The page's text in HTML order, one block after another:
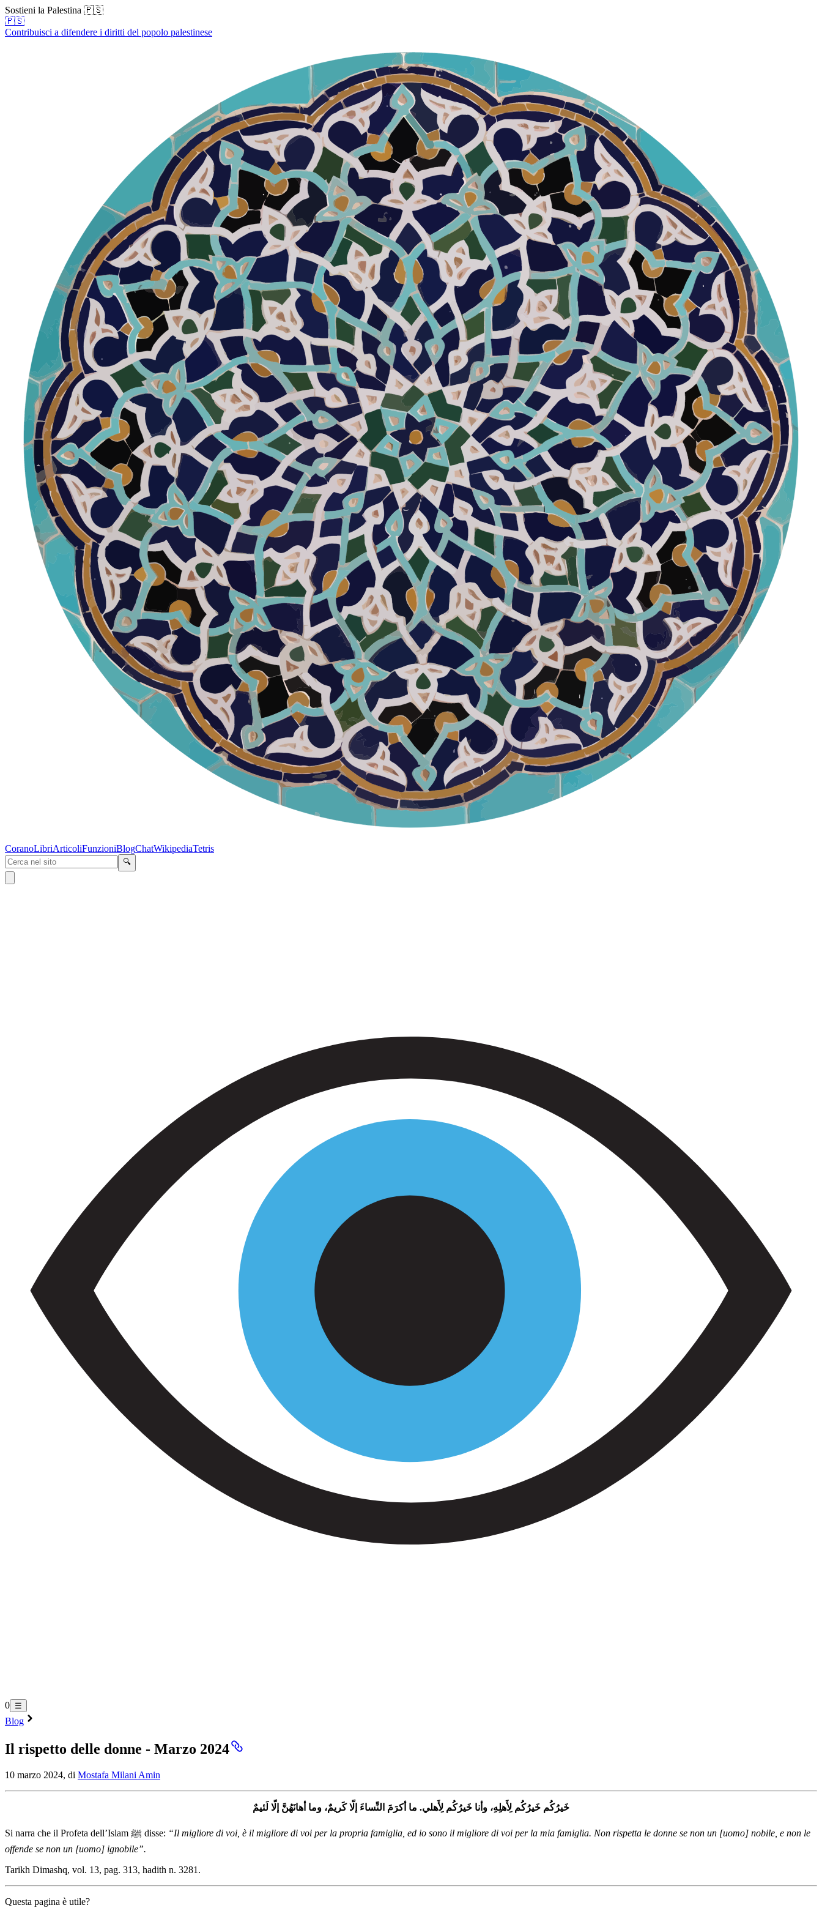
Sostieni la Palestina 🇵🇸
🇵🇸
Contribuisci a difendere i diritti del popolo palestinese
CoranoLibriArticoliFunzioniBlogChatWikipediaTetris
🔍
0 ☰
Blog
Il rispetto delle donne - Marzo 2024
10 marzo 2024, di Mostafa Milani Amin
خَيرُكُم خَيرُكُم لِأَهلِهِ، وأنا خَيرُكُم لِأَهلي. ما أكرَمَ النِّساءَ إلّا كَريمٌ، وما أهانَهُنَّ إلّا لَئيمٌ
Si narra che il Profeta dell’Islam ﷺ disse: “Il migliore di voi, è il migliore di voi per la propria famiglia, ed io sono il migliore di voi per la mia famiglia. Non rispetta le donne se non un [uomo] nobile, e non le
offende se non un [uomo] ignobile”.
Tarikh Dimashq, vol. 13, pag. 313, hadith n. 3281.
Questa pagina è utile?